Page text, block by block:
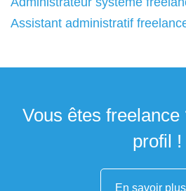
Assistant administratif
Vous êtes
profil !
En savoir plus